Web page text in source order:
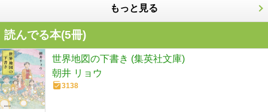
もっと見る
読んでる本(5冊)
世界地図の下書き (集英社文庫)
朝井 リョウ
3138